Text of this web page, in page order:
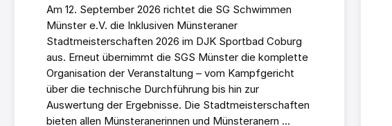
Am 12. September 2026 richtet die SG Schwimmen
Münster e.V. die Inklusiven Münsteraner
Stadtmeisterschaften 2026 im DJK Sportbad Coburg
aus. Erneut übernimmt die SGS Münster die komplette
Organisation der Veranstaltung – vom Kampfgericht
über die technische Durchführung bis hin zur
Auswertung der Ergebnisse. Die Stadtmeisterschaften
bieten allen Münsteranerinnen und Münsteranern ...